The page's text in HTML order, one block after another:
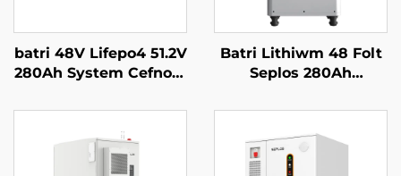
batri 48V Lifepo4 51.2V
280Ah System Cefnogi
14kWh Batri Solar
Seplos
Batri Lithiwm 48 Folt
Seplos 280Ah
Cartref 51.2V 14kwh
Batri Lithiwm Lifepo4